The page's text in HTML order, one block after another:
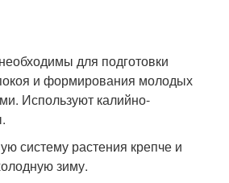
для подготовки
и формирования молодых
Используют калийно-
систему растения крепче и
зиму.